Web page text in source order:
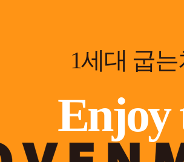
1세대 굽는
Enjoy